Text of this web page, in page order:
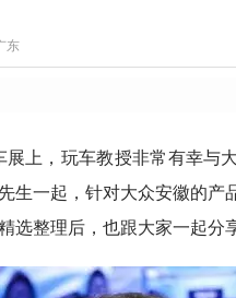
东
上，玩车教授非常有幸与
生一起，针对大众安徽的产
整理后，也跟大家一起分